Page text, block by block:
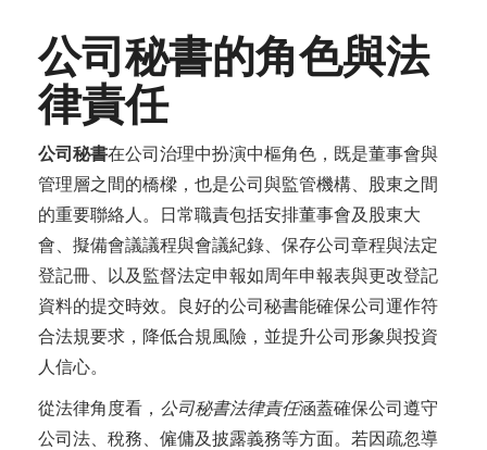
公司秘書的角色與法
律責任
公司秘書在公司治理中扮演中樞角色，既是董事會與
管理層之間的橋樑，也是公司與監管機構、股東之間
的重要聯絡人。日常職責包括安排董事會及股東大
會、擬備會議議程與會議紀錄、保存公司章程與法定
登記冊、以及監督法定申報如周年申報表與更改登記
資料的提交時效。良好的公司秘書能確保公司運作符
合法規要求，降低合規風險，並提升公司形象與投資
人信心。
從法律角度看， 公司秘書法律責任涵蓋確保公司遵守
公司法、稅務、僱傭及披露義務等方面。若因疏忽導